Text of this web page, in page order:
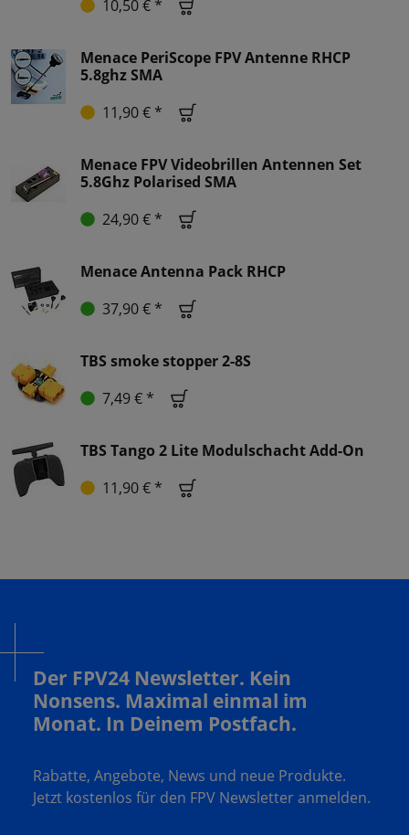
10,50 € *
Menace PeriScope FPV Antenne RHCP
5.8ghz SMA
11,90 € *
Menace FPV Videobrillen Antennen Set
5.8Ghz Polarised SMA
24,90 € *
Menace Antenna Pack RHCP
37,90 € *
TBS smoke stopper 2-8S
7,49 € *
TBS Tango 2 Lite Modulschacht Add-On
11,90 € *
Der FPV24 Newsletter. Kein
Nonsens. Maximal einmal im
Monat. In Deinem Postfach.
Rabatte, Angebote, News und neue Produkte.
Jetzt kostenlos für den FPV Newsletter anmelden.